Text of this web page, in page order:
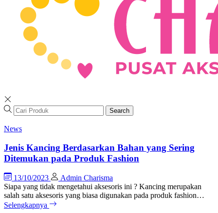
Search
News
Jenis Kancing Berdasarkan Bahan yang Sering
Ditemukan pada Produk Fashion
13/10/2023
Admin Charisma
Siapa yang tidak mengetahui aksesoris ini ? Kancing merupakan
salah satu aksesoris yang biasa digunakan pada produk fashion…
Selengkapnya